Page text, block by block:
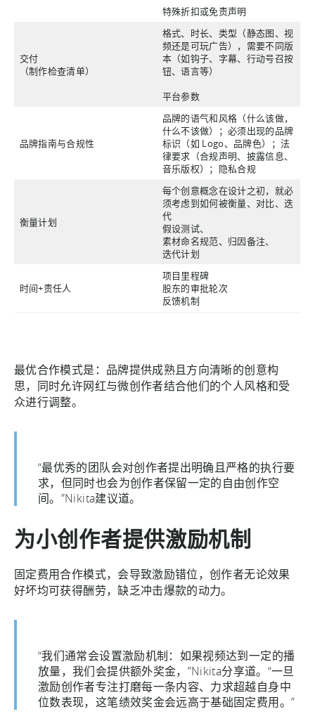
特殊折扣或免责声明
交付
（制作检查清单）
格式、时长、类型（静态图、视
频还是可玩广告），需要不同版
本（如钩子、字幕、行动号召按
钮、语言等）
平台参数
品牌指南与合规性
品牌的语气和风格（什么该做，
什么不该做）；必须出现的品牌
标识（如 Logo、品牌色）；法
律要求（合规声明、披露信息、
音乐版权）；隐私合规
衡量计划
每个创意概念在设计之初，就必
须考虑到如何被衡量、对比、迭
代
假设测试、
素材命名规范、归因备注、
迭代计划
时间+责任人
项目里程碑
股东的审批轮次
反馈机制
最优合作模式是：品牌提供成熟且方向清晰的创意构
思，同时允许网红与微创作者结合他们的个人风格和受
众进行调整。
“最优秀的团队会对创作者提出明确且严格的执行要
求，但同时也会为创作者保留一定的自由创作空
间。”Nikita建议道。
为小创作者提供激励机制
固定费用合作模式，会导致激励错位，创作者无论效果
好坏均可获得酬劳，缺乏冲击爆款的动力。
“我们通常会设置激励机制：如果视频达到一定的播
放量，我们会提供额外奖金，”Nikita分享道。“一旦
激励创作者专注打磨每一条内容、力求超越自身中
位数表现，这笔绩效奖金会远高于基础固定费用。”